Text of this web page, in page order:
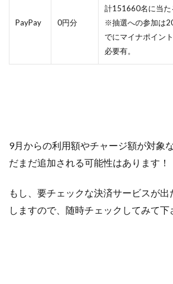
PayPay 0円分
計151660名に当た
※抽選への参加は
でにマイナポイン
必要有。
9月からの利用額やチャージ額が対象
だまだ追加される可能性はあります！
もし、要チェックな決済サービスが
しますので、随時チェックしてみて下